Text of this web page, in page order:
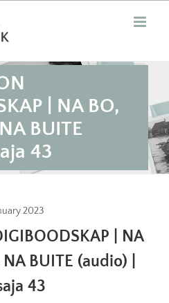
| NA BO,
BUITE
43
2023
| NA
BUITE (audio) |
43